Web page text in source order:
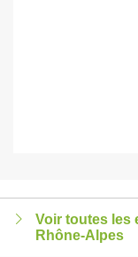
Voir toutes les
Rhône-Alpes